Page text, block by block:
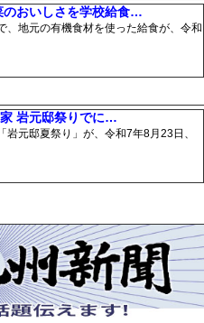
のおいしさを学校給食…
地元の有機食材を使った給食が、令和
岩元邸祭りでに…
元邸夏祭り」が、令和7年8月23日、